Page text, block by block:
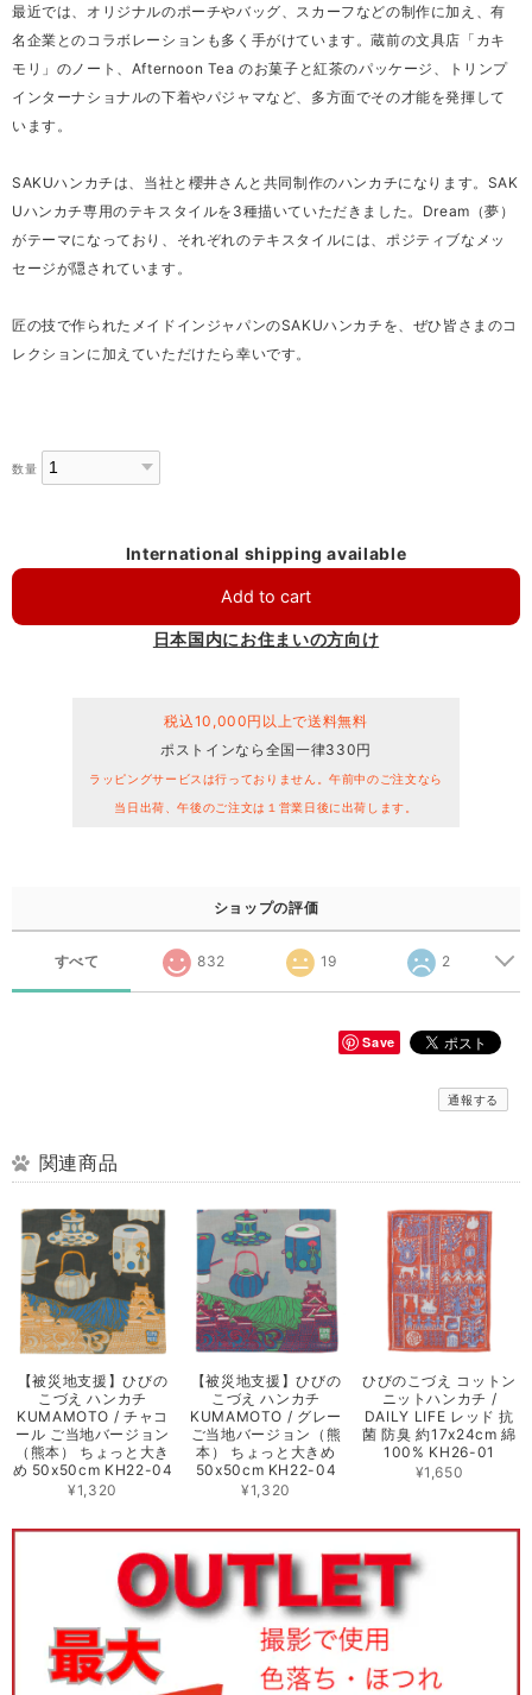
最近では、オリジナルのポーチやバッグ、スカーフなどの制作に加え、有
名企業とのコラボレーションも多く手がけています。蔵前の文具店「カキ
モリ」のノート、Afternoon Tea のお菓子と紅茶のパッケージ、トリンプ
インターナショナルの下着やパジャマなど、多方面でその才能を発揮して
います。
SAKUハンカチは、当社と櫻井さんと共同制作のハンカチになります。SAK
Uハンカチ専用のテキスタイルを3種描いていただきました。Dream（夢）
がテーマになっており、それぞれのテキスタイルには、ポジティブなメッ
セージが隠されています。
匠の技で作られたメイドインジャパンのSAKUハンカチを、ぜひ皆さまのコ
レクションに加えていただけたら幸いです。
数量
International shipping available
Add to cart
日本国内にお住まいの方向け
税込10,000円以上で送料無料
ポストインなら全国一律330円
ラッピングサービスは行っておりません。午前中のご注文なら
当日出荷、午後のご注文は１営業日後に出荷します。
ショップの評価
すべて 832 19 2
Save
通報する
関連商品
【被災地支援】ひびの
こづえ ハンカチ
KUMAMOTO / チャコ
ール ご当地バージョン
（熊本） ちょっと大き
め 50x50cm KH22-04
¥1,320
【被災地支援】ひびの
こづえ ハンカチ
KUMAMOTO / グレー
ご当地バージョン（熊
本） ちょっと大きめ
50x50cm KH22-04
¥1,320
ひびのこづえ コットン
ニットハンカチ /
DAILY LIFE レッド 抗
菌 防臭 約17x24cm 綿
100% KH26-01
¥1,650